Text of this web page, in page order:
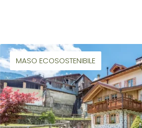
MASO ECOSOSTENIBILE